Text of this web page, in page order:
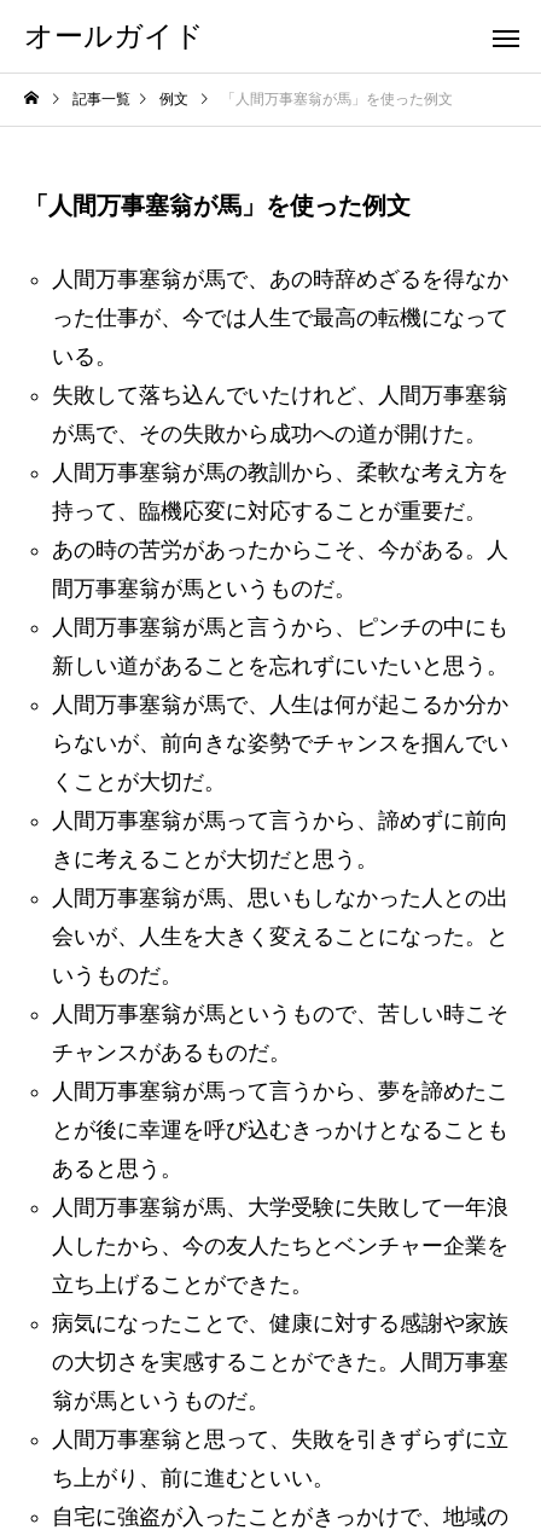
オールガイド
記事一覧 例文 「人間万事塞翁が馬」を使った例文
「人間万事塞翁が馬」を使った例文
人間万事塞翁が馬で、あの時辞めざるを得なか
った仕事が、今では人生で最高の転機になって
いる。
失敗して落ち込んでいたけれど、人間万事塞翁
が馬で、その失敗から成功への道が開けた。
人間万事塞翁が馬の教訓から、柔軟な考え方を
持って、臨機応変に対応することが重要だ。
あの時の苦労があったからこそ、今がある。人
間万事塞翁が馬というものだ。
人間万事塞翁が馬と言うから、ピンチの中にも
新しい道があることを忘れずにいたいと思う。
人間万事塞翁が馬で、人生は何が起こるか分か
らないが、前向きな姿勢でチャンスを掴んでい
くことが大切だ。
人間万事塞翁が馬って言うから、諦めずに前向
きに考えることが大切だと思う。
人間万事塞翁が馬、思いもしなかった人との出
会いが、人生を大きく変えることになった。と
いうものだ。
人間万事塞翁が馬というもので、苦しい時こそ
チャンスがあるものだ。
人間万事塞翁が馬って言うから、夢を諦めたこ
とが後に幸運を呼び込むきっかけとなることも
あると思う。
人間万事塞翁が馬、大学受験に失敗して一年浪
人したから、今の友人たちとベンチャー企業を
立ち上げることができた。
病気になったことで、健康に対する感謝や家族
の大切さを実感することができた。人間万事塞
翁が馬というものだ。
人間万事塞翁と思って、失敗を引きずらずに立
ち上がり、前に進むといい。
自宅に強盗が入ったことがきっかけで、地域の